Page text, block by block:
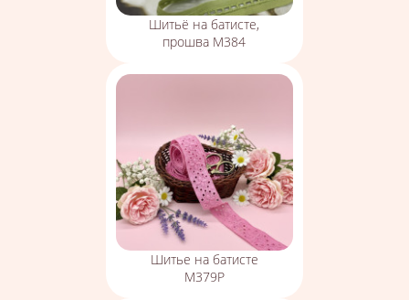
Шитьё на батисте,
прошва М384
Шитье на батисте
М379Р